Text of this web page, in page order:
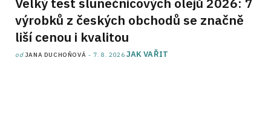
výrobků z českých obchodů se značně
liší cenou i kvalitou
od JANA DUCHOŇOVÁ 7. 8. 2026 JAK VAŘIT